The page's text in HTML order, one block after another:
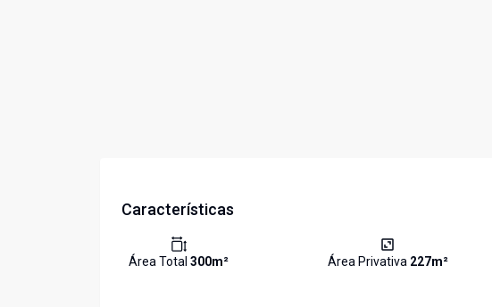
Características
Área Total 300m² Área Privativa 227m²